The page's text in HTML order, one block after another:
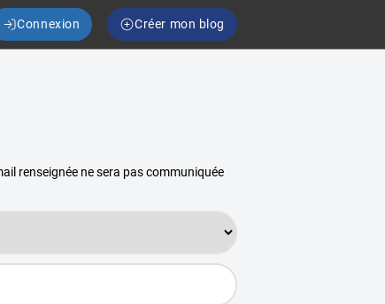
Connexion Créer mon blog
renseignée ne sera pas communiquée